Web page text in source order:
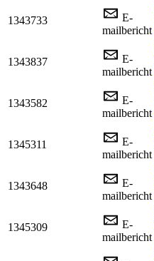
1343733
E-
mailbericht
1343837
E-
mailbericht
1343582
E-
mailbericht
1345311
E-
mailbericht
1343648
E-
mailbericht
1345309
E-
mailbericht